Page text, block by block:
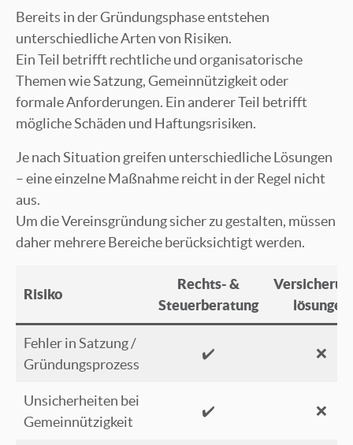
Bereits in der Gründungsphase entstehen
unterschiedliche Arten von Risiken.
Ein Teil betrifft rechtliche und organisatorische
Themen wie Satzung, Gemeinnützigkeit oder
formale Anforderungen. Ein anderer Teil betrifft
mögliche Schäden und Haftungsrisiken.
Je nach Situation greifen unterschiedliche Lösungen
– eine einzelne Maßnahme reicht in der Regel nicht
aus.
Um die Vereinsgründung sicher zu gestalten, müssen
daher mehrere Bereiche berücksichtigt werden.
Risiko
Rechts- &
Steuerberatung
lösungen
Fehler in Satzung /
Gründungsprozess
✔️ ❌
Unsicherheiten bei
Gemeinnützigkeit
✔️ ❌